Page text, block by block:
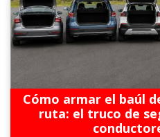
Cómo armar el baúl
ruta: el truco de